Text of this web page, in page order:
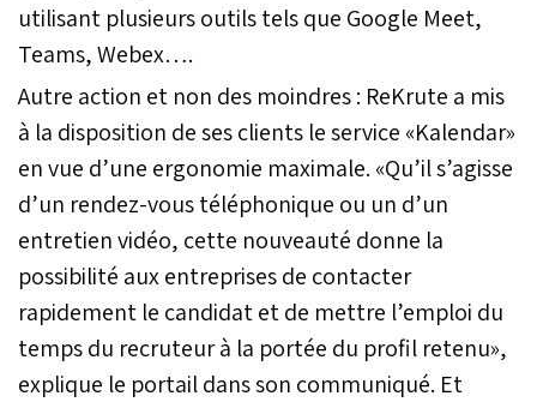
utilisant plusieurs outils tels que Google Meet,
Teams, Webex….
Autre action et non des moindres : ReKrute a mis
à la disposition de ses clients le service «Kalendar»
en vue d’une ergonomie maximale. «Qu’il s’agisse
d’un rendez-vous téléphonique ou un d’un
entretien vidéo, cette nouveauté donne la
possibilité aux entreprises de contacter
rapidement le candidat et de mettre l’emploi du
temps du recruteur à la portée du profil retenu»,
explique le portail dans son communiqué. Et